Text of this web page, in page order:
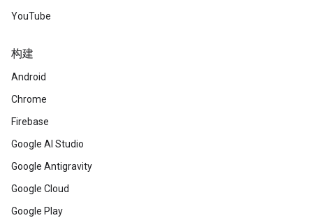
YouTube
构建
Android
Chrome
Firebase
Google AI Studio
Google Antigravity
Google Cloud
Google Play